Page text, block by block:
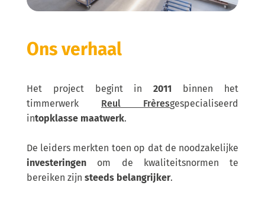
Ons verhaal
Het project begint in2011 binnen het
timmerwerk Reul Frèresgespecialiseerd
intopklasse maatwerk.
De leiders merkten toen op dat de noodzakelijke
investeringen om de kwaliteitsnormen te
bereiken zijn steeds belangrijker.